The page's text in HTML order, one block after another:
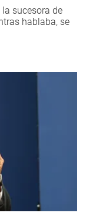
sucesora de
hablaba, se